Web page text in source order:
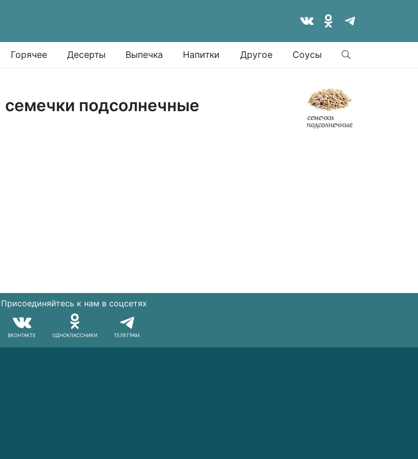
Горячее Десерты Выпечка Напитки Другое Соусы
Найти
семечки подсолнечные
Присоединяйтесь к нам в соцсетях
ВКОНТАКТЕ ОДНОКЛАССНИКИ ТЕЛЕГРАМ